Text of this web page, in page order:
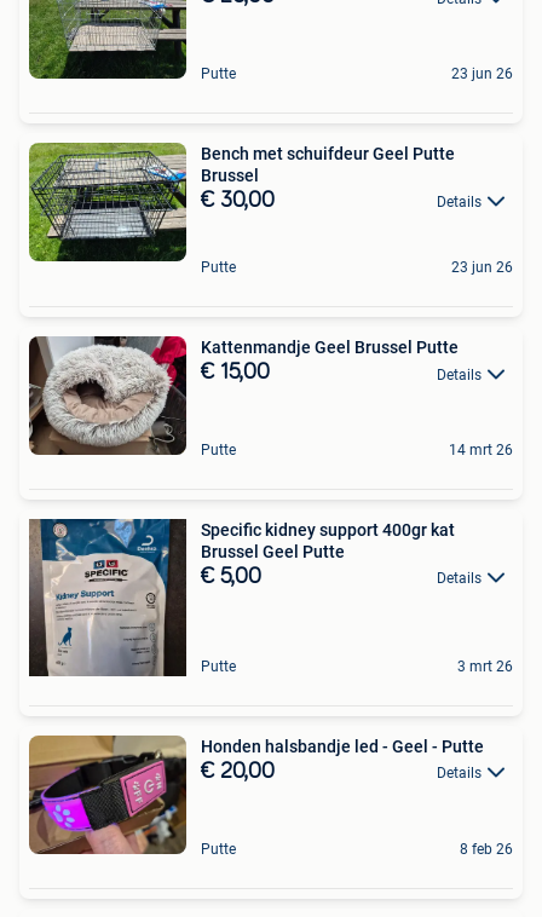
Putte 23 jun 26
Bench met schuifdeur Geel Putte
Brussel
€ 30,00 Details
Putte 23 jun 26
Kattenmandje Geel Brussel Putte
€ 15,00 Details
Putte 14 mrt 26
Specific kidney support 400gr kat
Brussel Geel Putte
€ 5,00 Details
Putte 3 mrt 26
Honden halsbandje led - Geel - Putte
€ 20,00 Details
Putte 8 feb 26